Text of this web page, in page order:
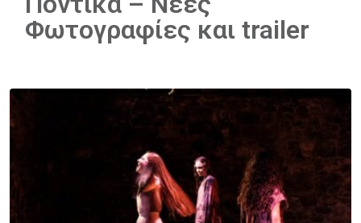
Φωτογραφίες και trailer